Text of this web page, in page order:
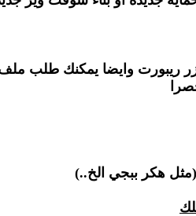
زر ريبورت وايضا يمكنك طلب
(مثل هكر ببجي الخ..)